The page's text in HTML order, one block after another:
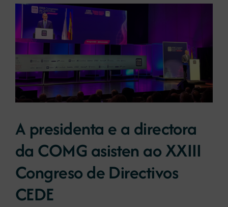
A presidenta e a directora
da COMG asisten ao XXIII
Congreso de Directivos
CEDE